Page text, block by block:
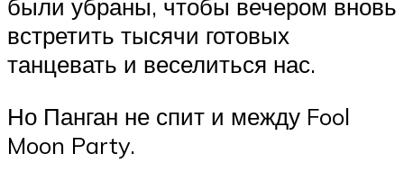
были убраны, чтобы вечером вновь
встретить тысячи готовых
танцевать и веселиться нас.
Но Панган не спит и между Fool
Moon Party.